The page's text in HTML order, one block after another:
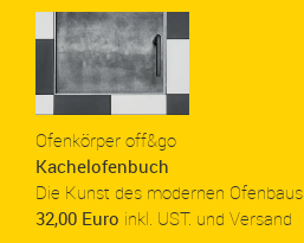
Ofenkörper off&go
Kachelofenbuch
Die Kunst des modernen Ofenbaus
32,00 Euro inkl. UST. und Versand